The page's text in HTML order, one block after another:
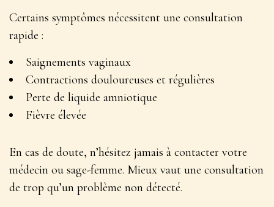
Certains symptômes nécessitent une consultation
rapide :
Saignements vaginaux
Contractions douloureuses et régulières
Perte de liquide amniotique
Fièvre élevée
En cas de doute, n’hésitez jamais à contacter votre
médecin ou sage-femme. Mieux vaut une consultation
de trop qu’un problème non détecté.